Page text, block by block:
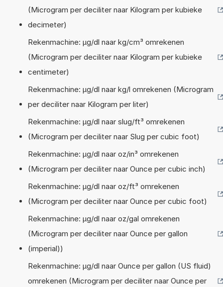
(Microgram per deciliter naar Kilogram per kubieke
decimeter)
Rekenmachine: µg/dl naar kg/cm³ omrekenen
(Microgram per deciliter naar Kilogram per kubieke
centimeter)
Rekenmachine: µg/dl naar kg/l omrekenen (Microgram
per deciliter naar Kilogram per liter)
Rekenmachine: µg/dl naar slug/ft³ omrekenen
(Microgram per deciliter naar Slug per cubic foot)
Rekenmachine: µg/dl naar oz/in³ omrekenen
(Microgram per deciliter naar Ounce per cubic inch)
Rekenmachine: µg/dl naar oz/ft³ omrekenen
(Microgram per deciliter naar Ounce per cubic foot)
Rekenmachine: µg/dl naar oz/gal omrekenen
(Microgram per deciliter naar Ounce per gallon
(imperial))
Rekenmachine: µg/dl naar Ounce per gallon (US fluid)
omrekenen (Microgram per deciliter naar Ounce per